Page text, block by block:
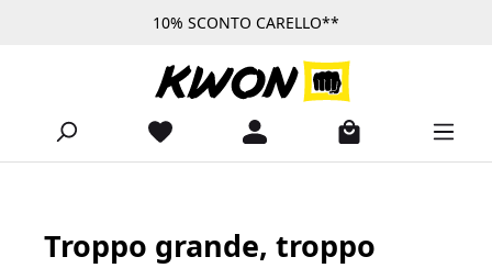
Passa al contenuto principale10% SCONTO CARELLO**
Troppo grande, troppo